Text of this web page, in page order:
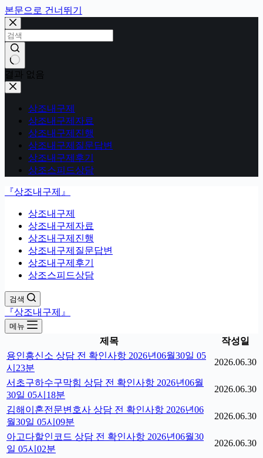
본문으로 건너뛰기
결과 없음
상조내구제
상조내구제자료
상조내구제진행
상조내구제질문답변
상조내구제후기
상조스피드상담
『상조내구제』
상조내구제
상조내구제자료
상조내구제진행
상조내구제질문답변
상조내구제후기
상조스피드상담
검색
『상조내구제』
메뉴
제목
작성일
용인흥신소 상담 전 확인사항 2026년06월30일 05
시23분
2026.06.30
서초구하수구막힘 상담 전 확인사항 2026년06월
30일 05시18분
2026.06.30
김해이혼전문변호사 상담 전 확인사항 2026년06
월30일 05시09분
2026.06.30
아고다할인코드 상담 전 확인사항 2026년06월30
일 05시02분
2026.06.30